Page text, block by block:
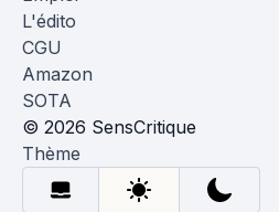
L'édito
CGU
Amazon
SOTA
© 2026 SensCritique
Thème